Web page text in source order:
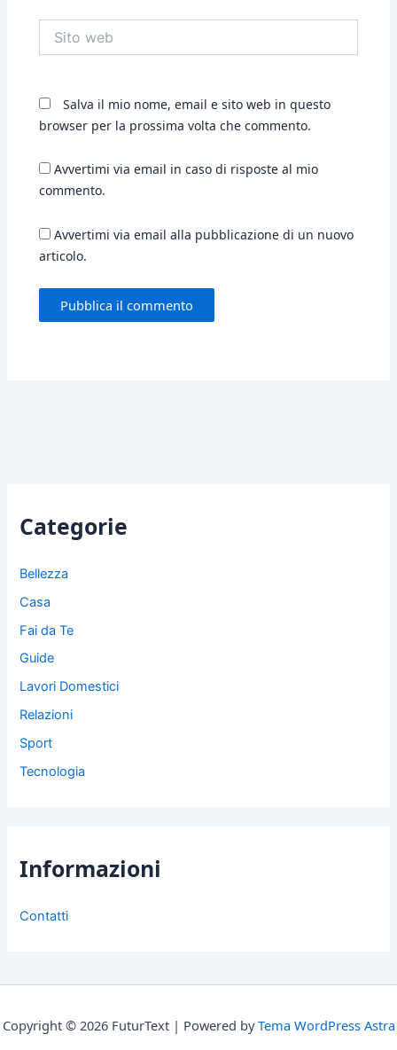
web
Salva il mio nome, email e sito web in questo
browser per la prossima volta che commento.
Avvertimi via email in caso di risposte al mio
commento.
Avvertimi via email alla pubblicazione di un nuovo
articolo.
Categorie
Bellezza
Casa
Fai da Te
Guide
Lavori Domestici
Relazioni
Sport
Tecnologia
Informazioni
Contatti
Copyright © 2026 FuturText | Powered byTema WordPress Astra